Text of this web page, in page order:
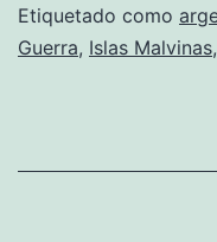
la
Etiquetado como
Guerra, Islas Malvinas,